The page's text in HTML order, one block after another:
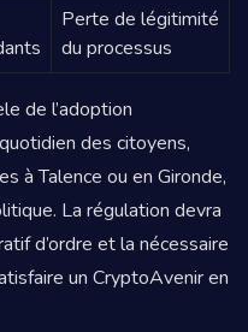
Perte de légitimité
du processus
de l’adoption
des citoyens,
à Talence ou en Gironde,
La régulation devra
d’ordre et la nécessaire
un CryptoAvenir en